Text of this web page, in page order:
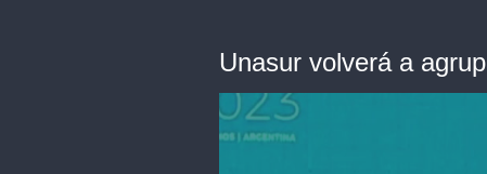
Unasur volverá a